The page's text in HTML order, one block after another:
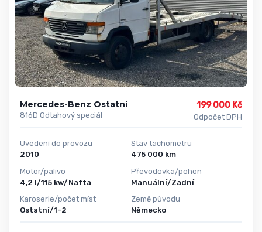
Mercedes-Benz Ostatní
816D Odtahový speciál
199 000 Kč
Odpočet DPH
Uvedení do provozu
2010
Motor/palivo
4,2 l/115 kw/Nafta
Karoserie/počet míst
Ostatní/1-2
Stav tachometru
475 000 km
Převodovka/pohon
Manuální/Zadní
Země původu
Německo